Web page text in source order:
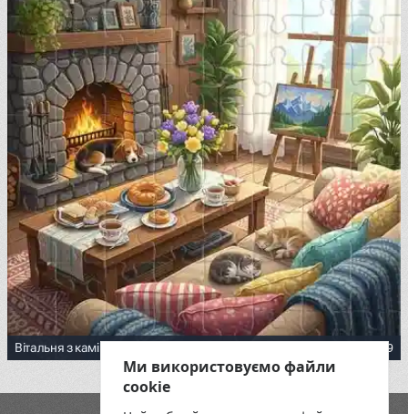
Вітальня з каміном і домашніми улюбленцями 19
Ми використовуємо файли
cookie